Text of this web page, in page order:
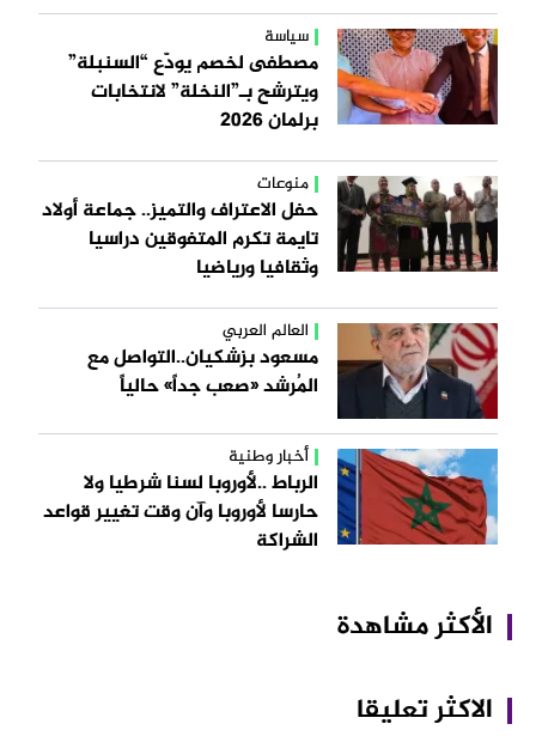
سياسة
مصطفى لخصم يودّع “السنبلة”
ويترشح بـ”النخلة” لانتخابات
برلمان 2026
منوعات
حفل الاعتراف والتميز.. جماعة أولاد
تايمة تكرم المتفوقين دراسيا
وثقافيا ورياضيا
العالم العربي
مسعود بزشكيان..التواصل مع
المُرشد «صعب جداً» حالياً
أخبار وطنية
الرباط ..لأوروبا لسنا شرطيا ولا
حارسا لأوروبا وآن وقت تغيير قواعد
الشراكة
الأكثر مشاهدة
الاكثر تعليقا